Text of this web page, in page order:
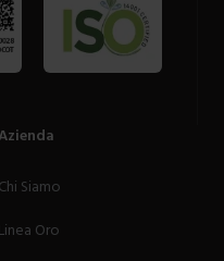
Chi Siamo
Linea Oro